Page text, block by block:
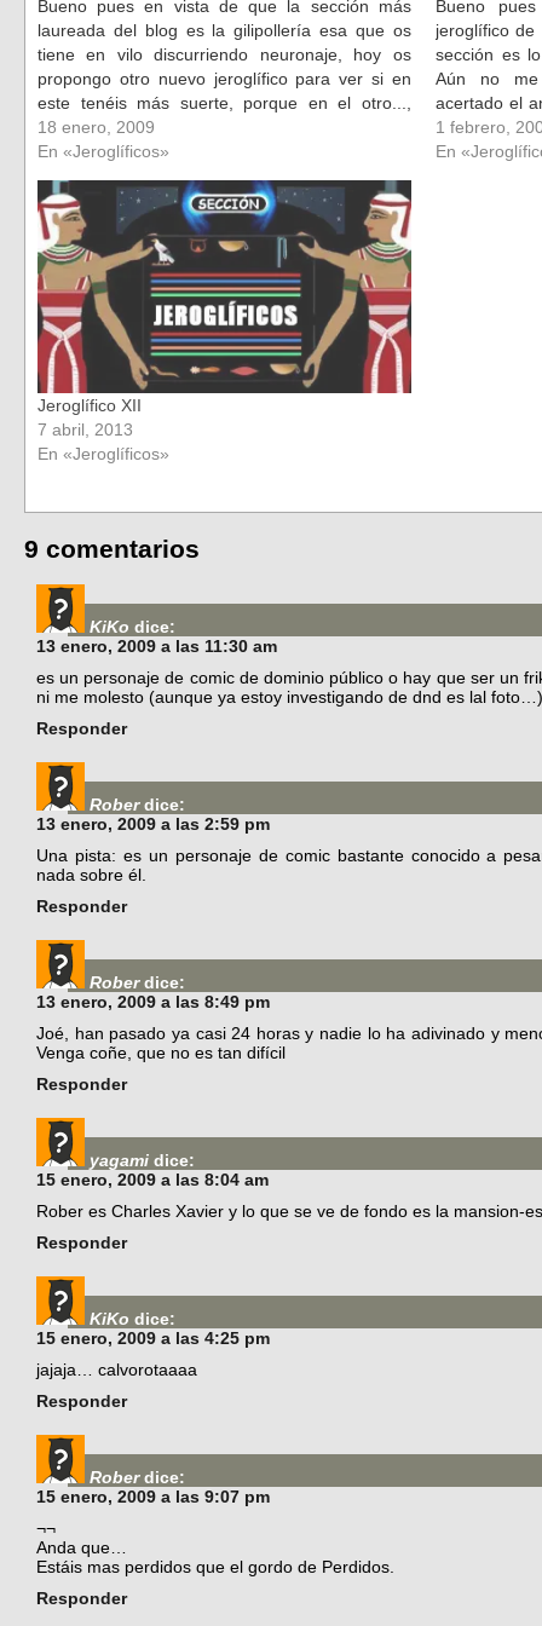
nueva) nueva)
Bueno pues en vista de que la sección más
laureada del blog es la gilipollería esa que os
tiene en vilo discurriendo neuronaje, hoy os
propongo otro nuevo jeroglífico para ver si en
este tenéis más suerte, porque en el otro...,
buffffffff (pero oye, lo importante es que tengáis
ilusión).…
18 enero, 2009
En «Jeroglíficos»
Bueno
jeroglífico
sección es
Aún no
acertado el
era (seguro
1 febrero,
En
Jeroglífico XII
7 abril, 2013
En «Jeroglíficos»
9 comentarios
KiKo dice:
13 enero, 2009 a las 11:30 am
es un personaje de comic de dominio público o hay que ser un
ni me molesto (aunque ya estoy investigando de dnd es lal foto…)
Responder
Rober dice:
13 enero, 2009 a las 2:59 pm
Una pista: es un personaje de comic bastante conocido a
nada sobre él.
Responder
Rober dice:
13 enero, 2009 a las 8:49 pm
Joé, han pasado ya casi 24 horas y nadie lo ha adivinado y
Venga coñe, que no es tan difícil
Responder
yagami dice:
15 enero, 2009 a las 8:04 am
Rober es Charles Xavier y lo que se ve de fondo es la mansion-
Responder
KiKo dice:
15 enero, 2009 a las 4:25 pm
jajaja… calvorotaaaa
Responder
Rober dice:
15 enero, 2009 a las 9:07 pm
¬¬
Anda que…
Estáis mas perdidos que el gordo de Perdidos.
Responder